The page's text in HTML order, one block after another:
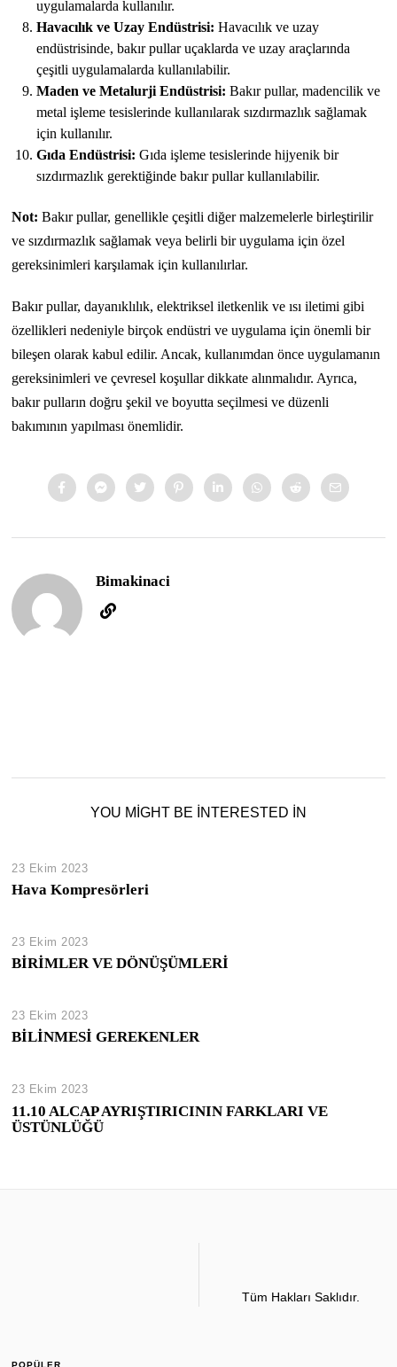
uygulamalarda kullanılır.
Havacılık ve Uzay Endüstrisi: Havacılık ve uzay
endüstrisinde, bakır pullar uçaklarda ve uzay araçlarında
çeşitli uygulamalarda kullanılabilir.
Maden ve Metalurji Endüstrisi: Bakır pullar, madencilik ve
metal işleme tesislerinde kullanılarak sızdırmazlık sağlamak
için kullanılır.
Gıda Endüstrisi: Gıda işleme tesislerinde hijyenik bir
sızdırmazlık gerektiğinde bakır pullar kullanılabilir.
Not: Bakır pullar, genellikle çeşitli diğer malzemelerle birleştirilir
ve sızdırmazlık sağlamak veya belirli bir uygulama için özel
gereksinimleri karşılamak için kullanılırlar.
Bakır pullar, dayanıklılık, elektriksel iletkenlik ve ısı iletimi gibi
özellikleri nedeniyle birçok endüstri ve uygulama için önemli bir
bileşen olarak kabul edilir. Ancak, kullanımdan önce uygulamanın
gereksinimleri ve çevresel koşullar dikkate alınmalıdır. Ayrıca,
bakır pulların doğru şekil ve boyutta seçilmesi ve düzenli
bakımının yapılması önemlidir.
Bimakinaci
YOU MIGHT BE INTERESTED IN
23 Ekim 2023
Hava Kompresörleri
23 Ekim 2023
BİRİMLER VE DÖNÜŞÜMLERİ
23 Ekim 2023
BİLİNMESİ GEREKENLER
23 Ekim 2023
11.10 ALCAP AYRIŞTIRICININ FARKLARI VE
ÜSTÜNLÜĞÜ
Tüm Hakları Saklıdır.
POPÜLER